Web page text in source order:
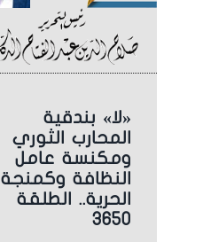
«لا» بندقية
المحارب الثوري
ومكنسة عامل
النظافة وكمنجة
الحرية.. الطلقة
3650